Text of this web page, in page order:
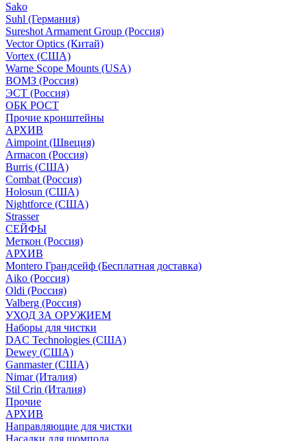
Sako
Suhl (Германия)
Sureshot Armament Group (Россия)
Vector Optics (Китай)
Vortex (США)
Warne Scope Mounts (USA)
ВОМЗ (Россия)
ЭСТ (Россия)
ОБК РОСТ
Прочие кронштейны
АРХИВ
Aimpoint (Швеция)
Armacon (Россия)
Burris (США)
Combat (Россия)
Holosun (США)
Nightforce (США)
Strasser
СЕЙФЫ
Меткон (Россия)
АРХИВ
Montero Грандсейф (Бесплатная доставка)
Aiko (Россия)
Oldi (Россия)
Valberg (Россия)
УХОД ЗА ОРУЖИЕМ
Наборы для чистки
DAC Technologies (США)
Dewey (США)
Ganmaster (США)
Nimar (Италия)
Stil Crin (Италия)
Прочие
АРХИВ
Направляющие для чистки
Насадки для шомпола